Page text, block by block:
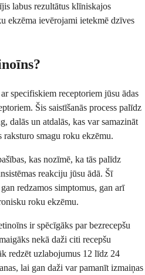
labus rezultātus klīniskajos
ekzēma ievērojami ietekmē dzīves
specifiskiem receptoriem jūsu ādas
Šis saistīšanās process palīdz
dalās un atdalās, kas var samazināt
raksturo smagu roku ekzēmu.
kas nozīmē, ka tās palīdz
reakciju jūsu ādā. Šī
redzamos simptomus, gan arī
roku ekzēmu.
ir spēcīgāks par bezrecepšu
nekā daži citi recepšu
redzēt uzlabojumus 12 līdz 24
lai gan daži var pamanīt izmaiņas